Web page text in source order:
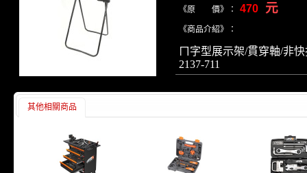
《原 價》： 470 元
《商品介紹》：
ㄇ字型展示架/貫穿軸/非
2137-711
其他相關商品